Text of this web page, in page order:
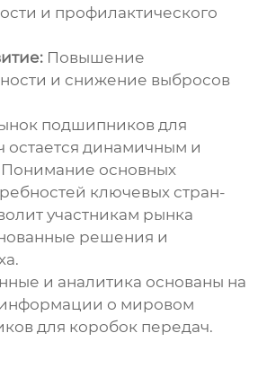
и профилактического
Повышение
и снижение выбросов
подшипников для
остается динамичным и
основных
ключевых стран-
участникам рынка
решения и
и аналитика основаны на
о мировом
для коробок передач.